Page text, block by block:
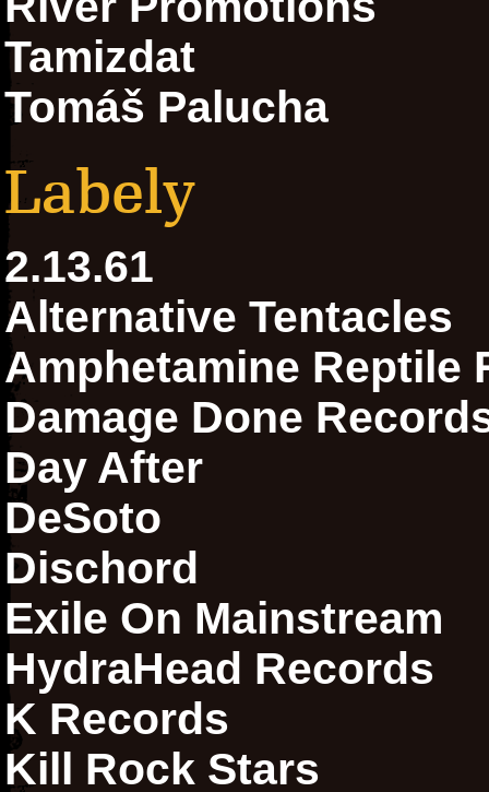
Tamizdat
Tomáš Palucha
Labely
2.13.61
Alternative Tentacles
Amphetamine Reptile
Damage Done
Day After
DeSoto
Dischord
Exile On Mainstream
HydraHead Records
K Records
Kill Rock Stars